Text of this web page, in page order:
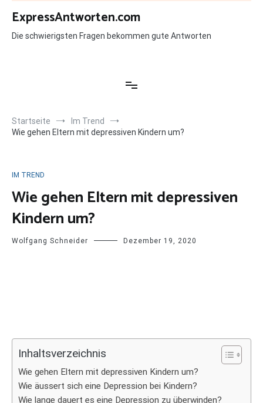
Zum
Inhalt
springen
ExpressAntworten.com
Die schwierigsten Fragen bekommen gute Antworten
Startseite
Im Trend
Wie gehen Eltern mit depressiven Kindern um?
IM TREND
Wie gehen Eltern mit depressiven
Kindern um?
Wolfgang Schneider Dezember 19, 2020
Inhaltsverzeichnis
Wie gehen Eltern mit depressiven Kindern um?
Wie äussert sich eine Depression bei Kindern?
Wie lange dauert es eine Depression zu überwinden?